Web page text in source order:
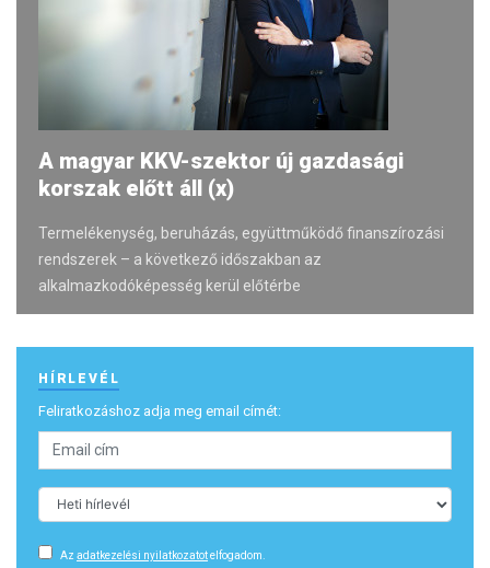
A magyar KKV-szektor új gazdasági
korszak előtt áll (x)
Termelékenység, beruházás, együttműködő finanszírozási
rendszerek – a következő időszakban az
alkalmazkodóképesség kerül előtérbe
HÍRLEVÉL
Feliratkozáshoz adja meg email címét:
Az adatkezelési nyilatkozatotelfogadom.